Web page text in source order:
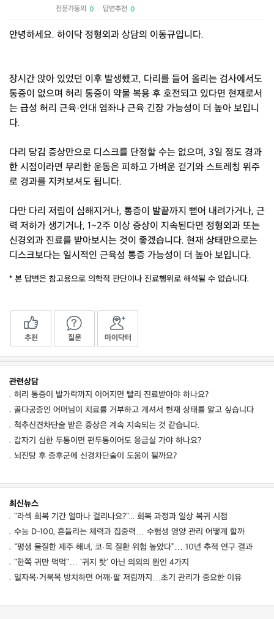
전문가동의 0 답변추천 0
안녕하세요. 하이닥 정형외과 상담의 이동규입니다.
장시간 앉아 있었던 이후 발생했고, 다리를 들어 올리는 검사에서도
통증이 없으며 허리 통증이 약물 복용 후 호전되고 있다면 현재로서
는 급성 허리 근육·인대 염좌나 근육 긴장 가능성이 더 높아 보입니
다.
다리 당김 증상만으로 디스크를 단정할 수는 없으며, 3일 정도 경과
한 시점이라면 무리한 운동은 피하고 가벼운 걷기와 스트레칭 위주
로 경과를 지켜보셔도 됩니다.
다만 다리 저림이 심해지거나, 통증이 발끝까지 뻗어 내려가거나, 근
력 저하가 생기거나, 1~2주 이상 증상이 지속된다면 정형외과 또는
신경외과 진료를 받아보시는 것이 좋겠습니다. 현재 상태만으로는
디스크보다는 일시적인 근육성 통증 가능성이 더 높아 보입니다.
* 본 답변은 참고용으로 의학적 판단이나 진료행위로 해석될 수 없습니다.
추천 질문 마이닥터
관련상담
허리 통증이 발가락까지 이어지면 빨리 진료받아야 하나요?
골다공증인 어머님이 치료를 거부하고 계셔서 현재 상태를 알고 싶습니다
척추신견차단술 받은 증상은 계속 지속되는 것 같습니다.
갑자기 심한 두통이면 편두통이어도 응급실 가야 하나요?
뇌진탕 후 증후군에 신경차단술이 도움이 될까요?
최신뉴스
"라섹 회복 기간 얼마나 걸리나요?"... 회복 과정과 일상 복귀 시점
수능 D-100, 흔들리는 체력과 집중력… 수험생 영양 관리 어떻게 할까
“평생 물질한 제주 해녀, 코·목 질환 위험 높았다”… 10년 추적 연구 결과
"한쪽 귀만 먹먹"… '귀지 탓' 아닌 의외의 원인 4가지
일자목·거북목 방치하면 어깨·팔 저림까지…초기 관리가 중요한 이유